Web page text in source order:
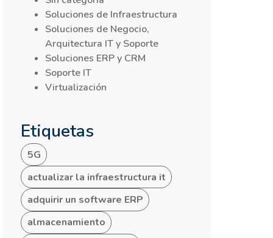
Soluciones de Infraestructura
Soluciones de Negocio,
Arquitectura IT y Soporte
Soluciones ERP y CRM
Soporte IT
Virtualización
Etiquetas
5G
actualizar la infraestructura it
adquirir un software ERP
almacenamiento